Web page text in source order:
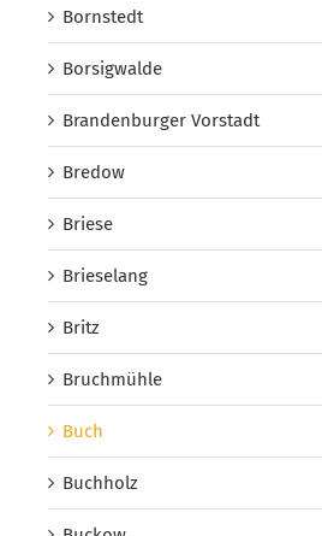
Bornstedt
Borsigwalde
Brandenburger Vorstadt
Bredow
Briese
Brieselang
Britz
Bruchmühle
Buch
Buchholz